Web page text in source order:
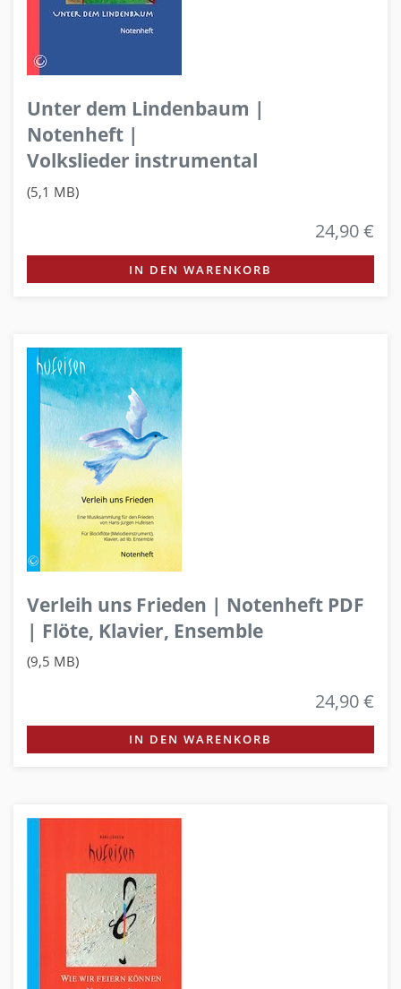
Unter dem Lindenbaum |
Notenheft |
Volkslieder instrumental
(5,1 MB)
24,90 €
IN DEN WARENKORB
Verleih uns Frieden | Notenheft PDF
| Flöte, Klavier, Ensemble
(9,5 MB)
24,90 €
IN DEN WARENKORB